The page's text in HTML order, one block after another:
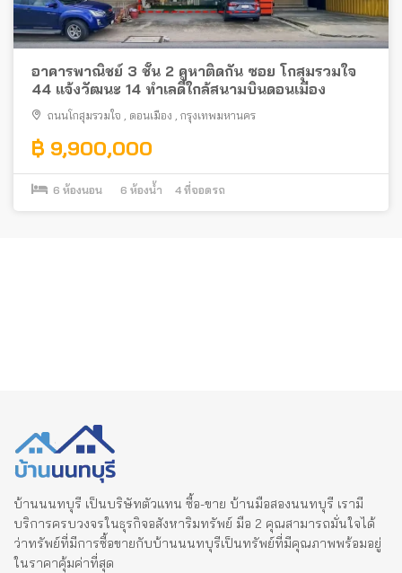
อาคารพาณิชย์ 3 ชั้น 2 คูหาติดกัน ซอย โกสุมรวมใจ
44 แจ้งวัฒนะ 14 ทำเลดีใกล้สนามบินดอนเมือง
ถนนโกสุมรวมใจ ดอนเมือง กรุงเทพมหานคร
฿ 9,900,000
6 ห้องนอน 6 ห้องน้ำ 4 ที่จอดรถ
บ้านนนทบุรี เป็นบริษัทตัวแทน ซื้อ-ขาย บ้านมือสองนนทบุรี เรามี
บริการครบวงจรในธุรกิจอสังหาริมทรัพย์ มือ 2 คุณสามารถมั่นใจได้
ว่าทรัพย์ที่มีการซื้อขายกับบ้านนนทบุรีเป็นทรัพย์ที่มีคุณภาพพร้อมอยู่
ในราคาคุ้มค่าที่สุด